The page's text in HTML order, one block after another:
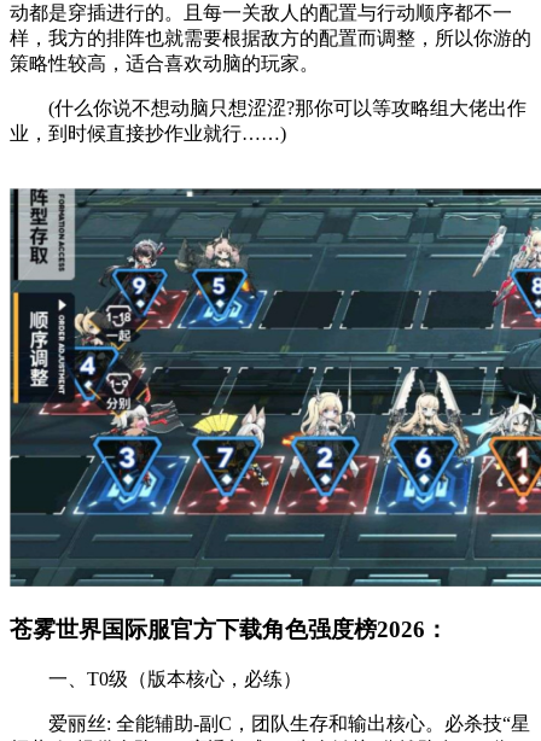
动都是穿插进行的。且每一关敌人的配置与行动顺序都不一
样，我方的排阵也就需要根据敌方的配置而调整，所以你游的
策略性较高，适合喜欢动脑的玩家。
(什么你说不想动脑只想涩涩?那你可以等攻略组大佬出作
业，到时候直接抄作业就行……)
苍雾世界国际服官方下载角色强度榜2026：
一、T0级（版本核心，必练）
爱丽丝: 全能辅助-副C，团队生存和输出核心。必杀技“星